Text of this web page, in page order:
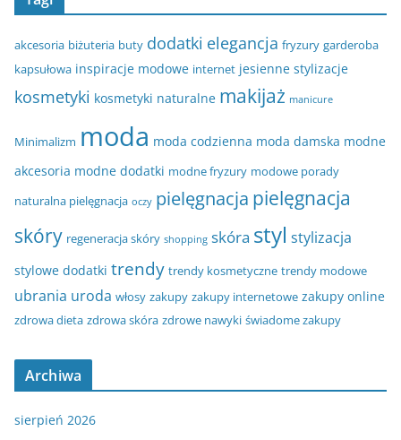
akcesoria biżuteria buty dodatki elegancja fryzury garderoba
kapsułowa inspiracje modowe internet jesienne stylizacje
kosmetyki kosmetyki naturalne makijaż manicure
Minimalizm moda moda codzienna moda damska modne
akcesoria modne dodatki modne fryzury modowe porady
naturalna pielęgnacja oczy pielęgnacja pielęgnacja
skóry regeneracja skóry shopping skóra styl stylizacja
stylowe dodatki trendy trendy kosmetyczne trendy modowe
ubrania uroda włosy zakupy zakupy internetowe zakupy online
zdrowa dieta zdrowa skóra zdrowe nawyki świadome zakupy
Archiwa
sierpień 2026